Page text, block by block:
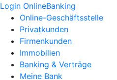
Login OnlineBanking
Online-Geschäftsstelle
Privatkunden
Firmenkunden
Immobilien
Banking & Verträge
Meine Bank